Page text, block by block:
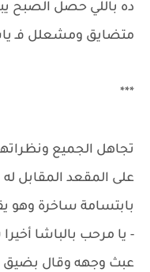
ده باللي حصل الصبح
متضايق ومشعلل فـ
***
تجاهل الجميع
على المقعد المقابل
بابتسامة ساخرة وهو
- يا مرحب بالباشا
عبث وجهه وقال بضيق